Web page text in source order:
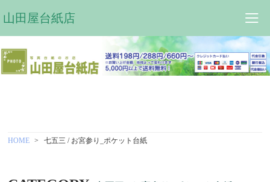
山田屋台紙店
HOME 七五三 / お宮参り_ポケット台紙